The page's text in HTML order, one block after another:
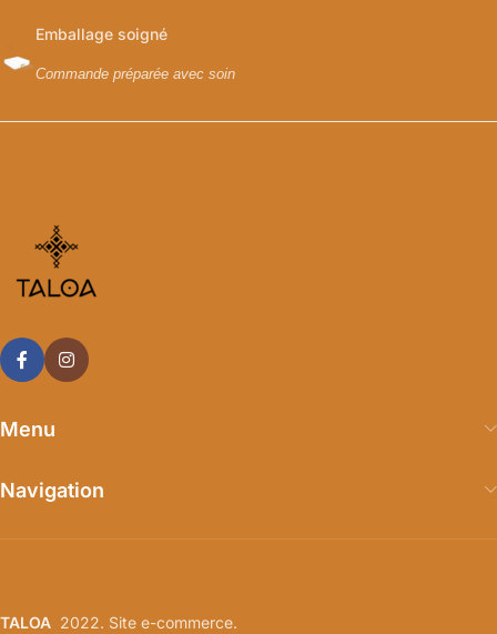
Emballage soigné
Commande préparée avec soin
Menu
Navigation
TALOA 2022. Site e-commerce.